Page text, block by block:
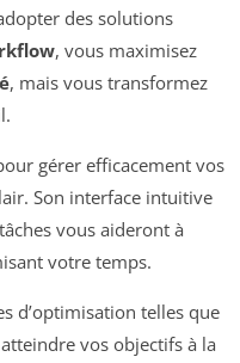
des solutions
, vous maximisez
, mais vous transformez
gérer efficacement vos
Son interface intuitive
vous aideront à
votre temps.
d’optimisation telles que
vos objectifs à la